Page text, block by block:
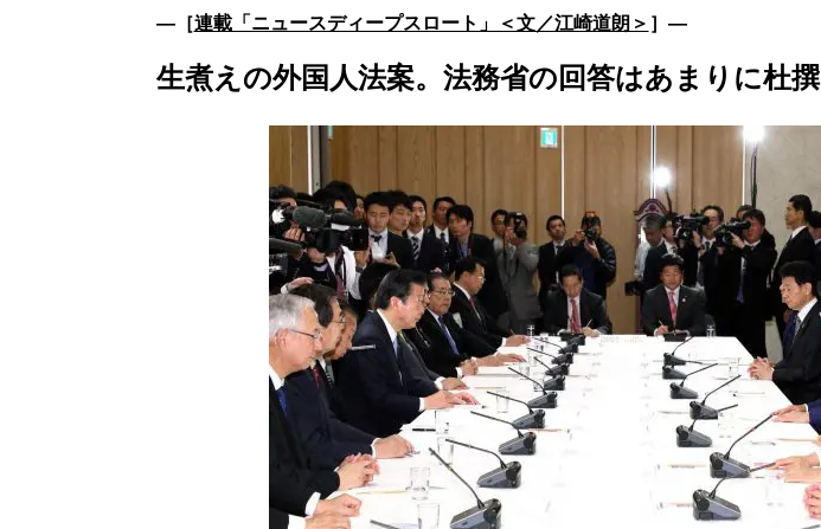
―［連載「ニュースディープスロート」＜文／江崎道朗＞ ］―
生煮えの外国人法案。法務省の回答はあまりに杜撰